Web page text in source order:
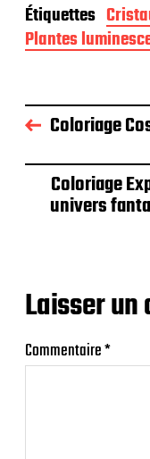
Étiquettes
Plantes
Coloriage
Coloriage
univers
Laisser
Commentaire*